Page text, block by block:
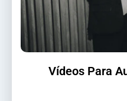
Vídeos Para